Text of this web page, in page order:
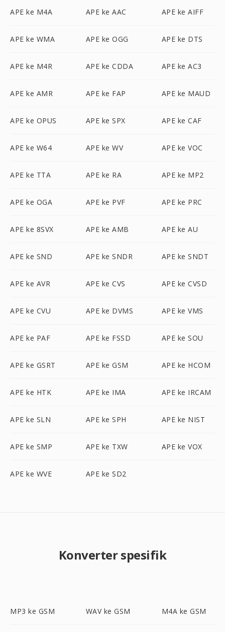
APE ke M4A APE ke AAC APE ke AIFF
APE ke WMA APE ke OGG APE ke DTS
APE ke M4R APE ke CDDA APE ke AC3
APE ke AMR APE ke FAP APE ke MAUD
APE ke OPUS APE ke SPX APE ke CAF
APE ke W64 APE ke WV APE ke VOC
APE ke TTA APE ke RA APE ke MP2
APE ke OGA APE ke PVF APE ke PRC
APE ke 8SVX APE ke AMB APE ke AU
APE ke SND APE ke SNDR APE ke SNDT
APE ke AVR APE ke CVS APE ke CVSD
APE ke CVU APE ke DVMS APE ke VMS
APE ke PAF APE ke FSSD APE ke SOU
APE ke GSRT APE ke GSM APE ke HCOM
APE ke HTK APE ke IMA APE ke IRCAM
APE ke SLN APE ke SPH APE ke NIST
APE ke SMP APE ke TXW APE ke VOX
APE ke WVE APE ke SD2
Konverter spesifik
MP3 ke GSM WAV ke GSM M4A ke GSM